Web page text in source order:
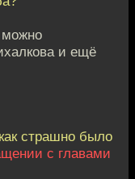
можно
и ещё
страшно было
с главами